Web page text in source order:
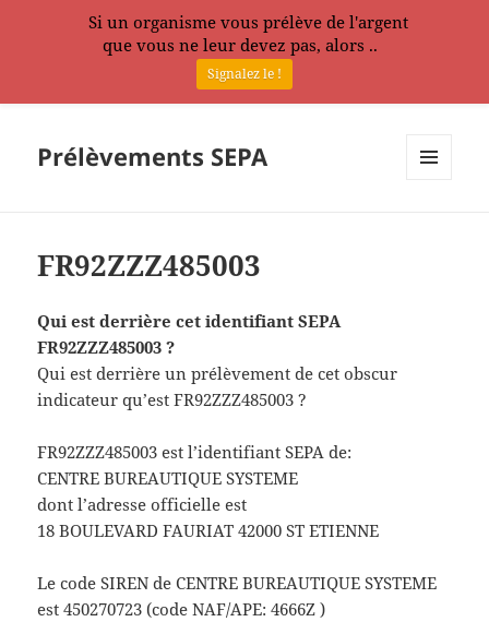
Prélèvements SEPA
FR92ZZZ485003
Qui est derrière cet identifiant SEPA
FR92ZZZ485003 ?
Qui est derrière un prélèvement de cet obscur
indicateur qu’est FR92ZZZ485003 ?
FR92ZZZ485003 est l’identifiant SEPA de:
CENTRE BUREAUTIQUE SYSTEME
dont l’adresse officielle est
18 BOULEVARD FAURIAT 42000 ST ETIENNE
Le code SIREN de CENTRE BUREAUTIQUE SYSTEME
est 450270723 (code NAF/APE: 4666Z )
Si un organisme vous prélève de l'argent
que vous ne leur devez pas, alors ..
Signalez le !